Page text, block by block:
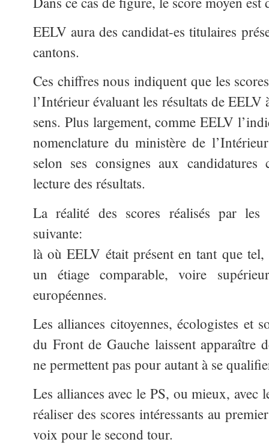
EELV aura des candidat-es titulaires
cantons.
Ces chiffres nous indiquent que les
l’Intérieur évaluant les résultats de EELV
sens. Plus largement, comme EELV
nomenclature du ministère de
selon ses consignes aux
lecture des résultats.
La réalité des scores réalisés par les
suivante:
là où EELV était présent en tant que tel,
un étiage comparable, voire
européennes.
Les alliances citoyennes, écologistes et
du Front de Gauche laissent apparaître
ne permettent pas pour autant à se
Les alliances avec le PS, ou mieux, avec
réaliser des scores intéressants au
voix pour le second tour.